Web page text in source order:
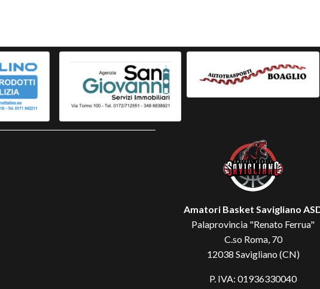
Amatori Basket Savigliano
Palaprovincia "Renato Ferrua"
C.so Roma, 70
12038 Savigliano (CN)
P. IVA: 01936330040